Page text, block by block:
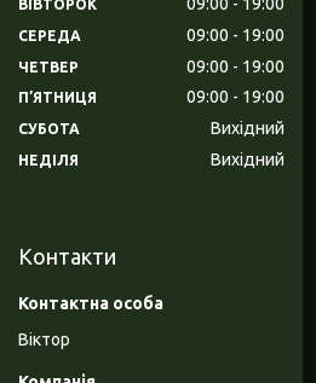
ВІВТОРОК
СЕРЕДА 09:00 19:00
ЧЕТВЕР 09:00 19:00
ПʼЯТНИЦЯ 09:00 19:00
СУБОТА Вихідний
НЕДІЛЯ Вихідний
Контакти
Віктор